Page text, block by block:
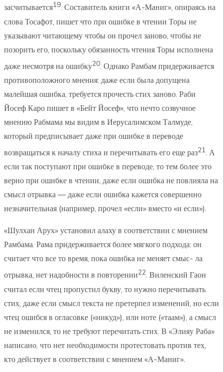
засчитывается19. Составитель книги «А-Маниг», опираясь на
слова Тосафот, пишет что при ошибке в чтении Торы не
указывают читающему чтобы он прочел заново, чтобы не
позорить его, поскольку обязанность чтения Торы исполнена
даже несмотря на ошибку20. Однако Рамбам придерживается
противоположного мнения: даже если была допущена
малейшая ошибка, требуется прочесть стих заново. Раби
Йосеф Каро пишет в «Бейт Йосеф», что нечто созвучное
мнению Рабмама мы видим в Иерусалимском Талмуде,
который предписывает даже при ошибке в переводе
возвращаться к началу стиха и перечитывать его еще раз21. А
если так поступают при ошибке в переводе, то тем более это
верно при ошибке в чтении, даже если ошибка не повлияла на
смысл отрывка — даже если ошибка кажется совершенно
незначительная (например, прочел «если» вместо «и если»).
«Шулхан Арух» установил алаху в соответствии с мнением
Рамбама. Рама придерживается более мягкого подхода: он
считает что все то время, пока ошибка не меняет смыс- ла
отрывка, нет надобности в повторении22. Виленский Гаон
считал если чтец пропустил букву, то нужно перечитывать
стих, даже если смысл текста не претерпел изменений, но если
чтец ошибся в огласовке («никуд»), или ноте («таам»), а смысл
не изменился, то не требуют перечитать стих. В «Элияу Раба»
написано, что нет необходимости протестовать против тех,
кто действует в соответствии с мнением «А-Маниг».